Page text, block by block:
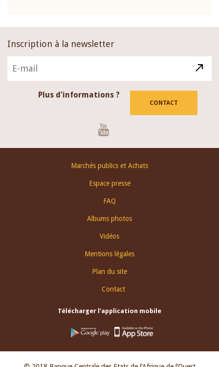
Inscription à la newsletter
Plus d'informations ?
CONTACT
Marchés publics et Achats
Espace presse
FAQ
Albums photos
Vidéos
Mentions légales
Plan du site
Contact
Télécharger l'application mobile